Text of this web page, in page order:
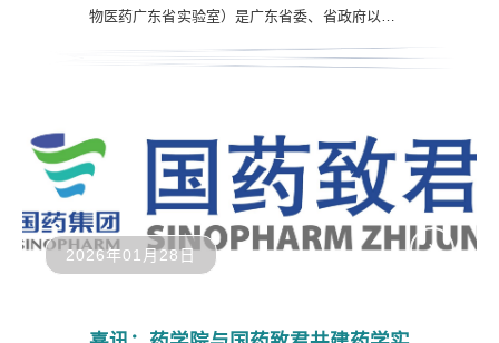
物医药广东省实验室）是广东省委、省政府以培育
主导启动的第二批广东省实验室之一。坪山中心作
2026年01月28日